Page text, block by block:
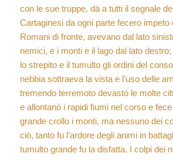
con le sue truppe, dà a tutti il segnale
Cartaginesi da ogni parte fecero impeto
Romani di fronte, avevano dal lato
nemici, e i monti e il lago dal lato
lo strepito e il tumulto gli ordini del
nebbia sottraeva la vista e l’uso delle
tremendo terremoto devastò le molte
e allontanò i rapidi fiumi nel corso e
grande crollo i monti, ma nessuno dei
ciò, tanto fu l’ardore degli animi in
tumulto grande fu la disfatta. I colpi dei